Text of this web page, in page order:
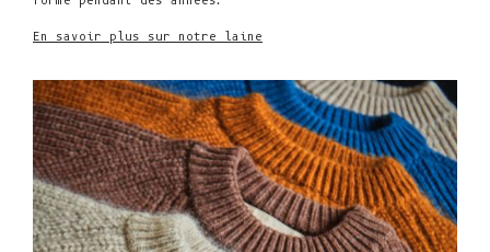
En savoir plus sur notre laine